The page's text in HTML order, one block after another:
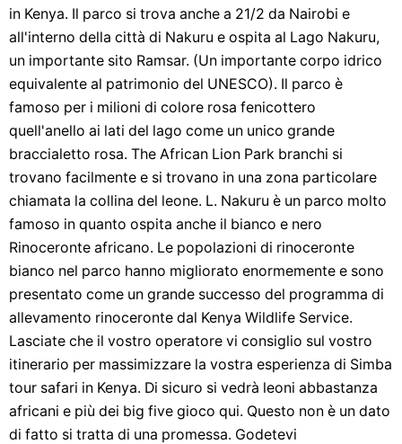
in Kenya. Il parco si trova anche a 21/2 da Nairobi e
all'interno della città di Nakuru e ospita al Lago Nakuru,
un importante sito Ramsar. (Un importante corpo idrico
equivalente al patrimonio del UNESCO). Il parco è
famoso per i milioni di colore rosa fenicottero
quell'anello ai lati del lago come un unico grande
braccialetto rosa. The African Lion Park branchi si
trovano facilmente e si trovano in una zona particolare
chiamata la collina del leone. L. Nakuru è un parco molto
famoso in quanto ospita anche il bianco e nero
Rinoceronte africano. Le popolazioni di rinoceronte
bianco nel parco hanno migliorato enormemente e sono
presentato come un grande successo del programma di
allevamento rinoceronte dal Kenya Wildlife Service.
Lasciate che il vostro operatore vi consiglio sul vostro
itinerario per massimizzare la vostra esperienza di Simba
tour safari in Kenya. Di sicuro si vedrà leoni abbastanza
africani e più dei big five gioco qui. Questo non è un dato
di fatto si tratta di una promessa. Godetevi